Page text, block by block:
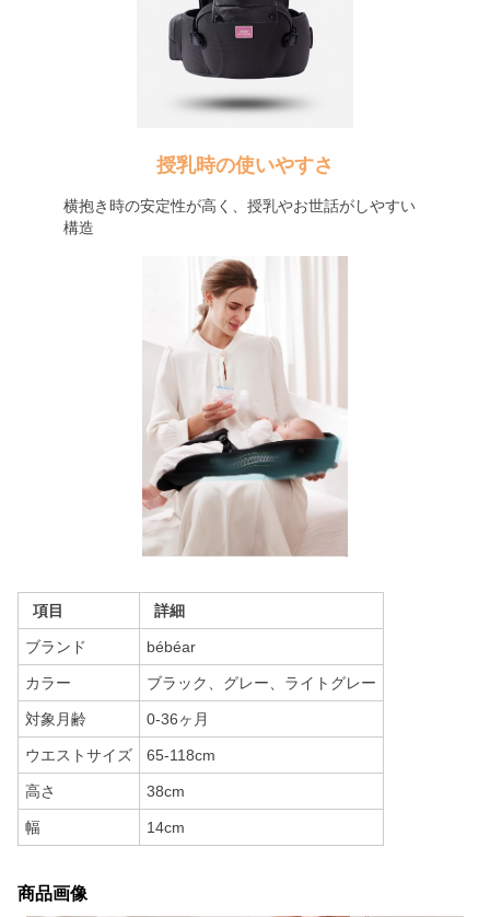
授乳時の使いやすさ
横抱き時の安定性が高く、授乳やお世話がしやすい
構造
項目 詳細
ブランド bébéar
カラー ブラック、グレー、ライトグレー
対象月齢 0-36ヶ月
ウエストサイズ 65-118cm
高さ 38cm
幅 14cm
商品画像